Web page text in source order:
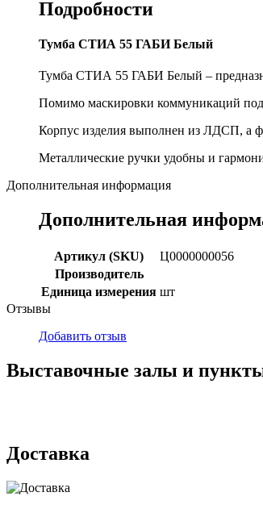
Подробности
Тумба СТИА 55 ГАБИ Белый
Тумба СТИА 55 ГАБИ Белый –
Помимо маскировки коммуникаций под
Корпус изделия выполнен из ЛДСП, а
Металлические ручки удобны и
Дополнительная информация
Дополнительная
Артикул (SKU)
Ц0000000056
Производитель
Единица измерения шт
Отзывы
Добавить отзыв
Выставочные залы и
Доставка